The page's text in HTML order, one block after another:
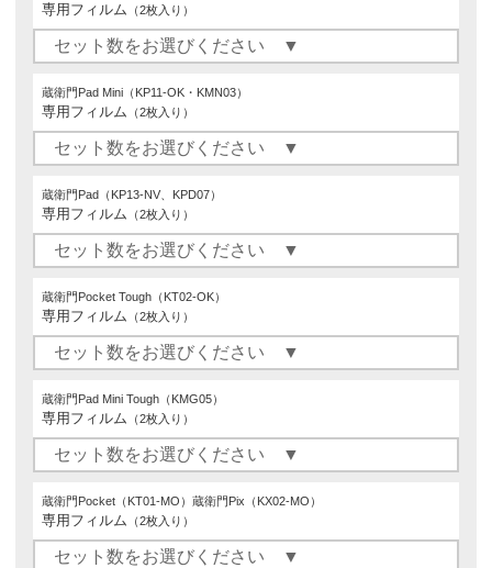
専用フィルム （2枚入り）
蔵衛門Pad Mini（KP11-OK・KMN03）
専用フィルム （2枚入り）
蔵衛門Pad（KP13-NV、KPD07）
専用フィルム （2枚入り）
蔵衛門Pocket Tough（KT02-OK）
専用フィルム （2枚入り）
蔵衛門Pad Mini Tough（KMG05）
専用フィルム （2枚入り）
蔵衛門Pocket（KT01-MO）蔵衛門Pix（KX02-MO）
専用フィルム （2枚入り）